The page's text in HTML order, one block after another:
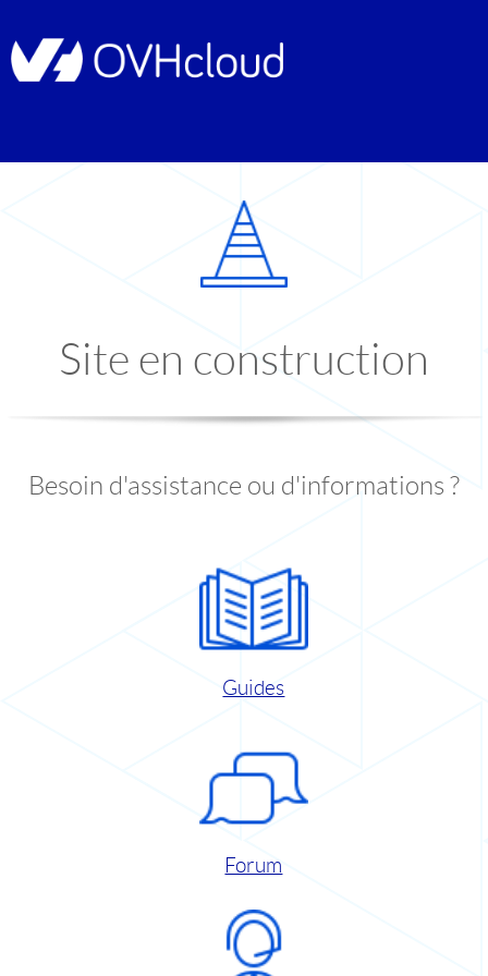
Site en construction
Besoin d'assistance ou d'informations ?
Guides
Forum